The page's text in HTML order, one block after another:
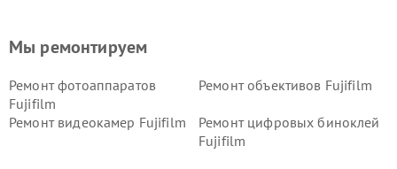
Мы ремонтируем
Ремонт фотоаппаратов
Fujifilm
Ремонт объективов Fujifilm
Ремонт видеокамер Fujifilm
Ремонт цифровых биноклей
Fujifilm